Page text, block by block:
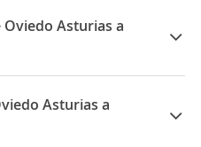
Vueling Asturias a
Asturias a
IberiaAsturias a